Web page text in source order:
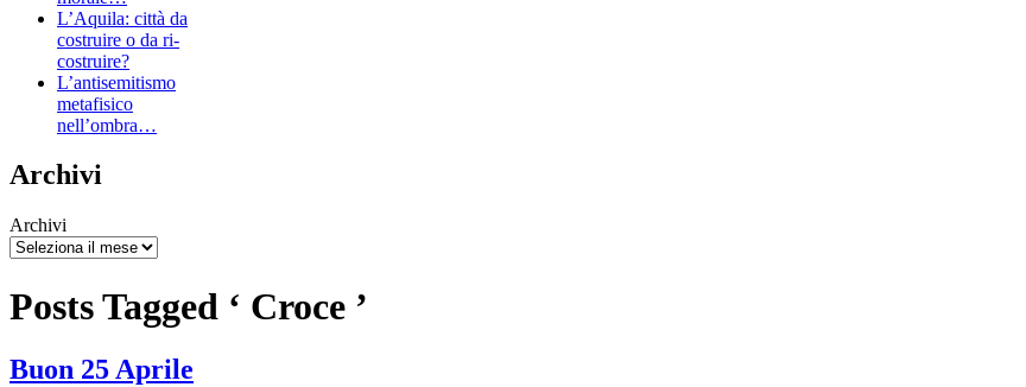
L’Aquila: città da
costruire o da ri-
costruire?
L’antisemitismo
metafisico
nell’ombra…
Archivi
Archivi
Posts Tagged ‘ Croce ’
Buon 25 Aprile